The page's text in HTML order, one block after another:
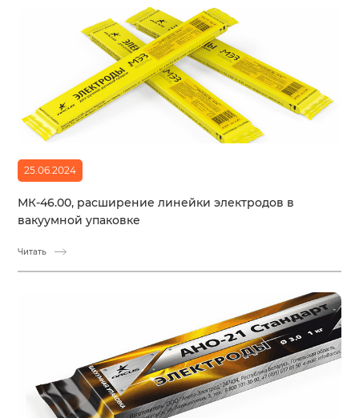
25.06.2024
МК-46.00, расширение линейки электродов в
вакуумной упаковке
Читать